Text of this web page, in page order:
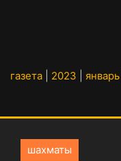
газета 2023 январь
шахматы